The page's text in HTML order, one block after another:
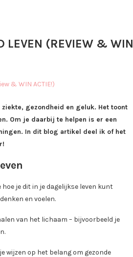
LEVEN (REVIEW & WIN
gezondheid en geluk. Het toont
Om je daarbij te helpen is er een
In dit blog artikel deel ik of het
hoe je dit in je dagelijkse leven kunt
en voelen.
van het lichaam – bijvoorbeeld je
wijzen op het belang om gezonde